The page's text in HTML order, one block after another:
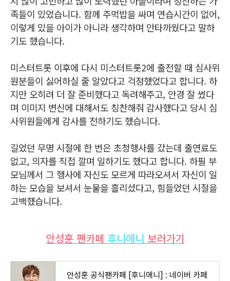
족들이 있었습니다. 함께 주먹밥을 싸며 연습시간이 없어,
이렇게 있을 아이가 아니라 생각하며 안타까웠다고 말하
기도 했습니다.
미스터트롯 이후에 다시 미스터트롯2에 출전할 때 심사위
원분들이 싫어하실 줄 알았다고 걱정했었다고 합니다. 하
지만 오히려 더 잘 준비했다고 독려해주고, 안경 잘 썼다
며 이미지 변신에 대해서도 칭찬해줘 감사했다고 당시 심
사위원들에게 감사를 전하기도 했습니다.
길었던 무명 시절에 한 번은 초청행사를 갔는데 출연료도
없고, 의자를 직접 깔며 일하기도 했다고 합니다. 하필 부
모님께서 그 행사에 자신도 모르게 따라오셔서 자신이 일
하는 모습을 보셔서 눈물을 흘리셨다고, 힘들었던 시절을
고백했습니다.
안성훈 팬카페 후니애니 보러가기
안성훈 공식팬카페 [후니애니] : 네이버 카페